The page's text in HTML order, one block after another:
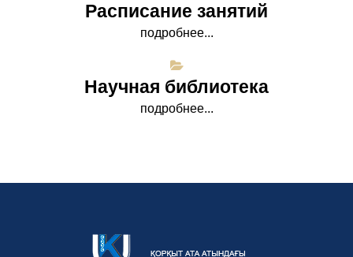
Расписание занятий
подробнее...
Научная библиотека
подробнее...